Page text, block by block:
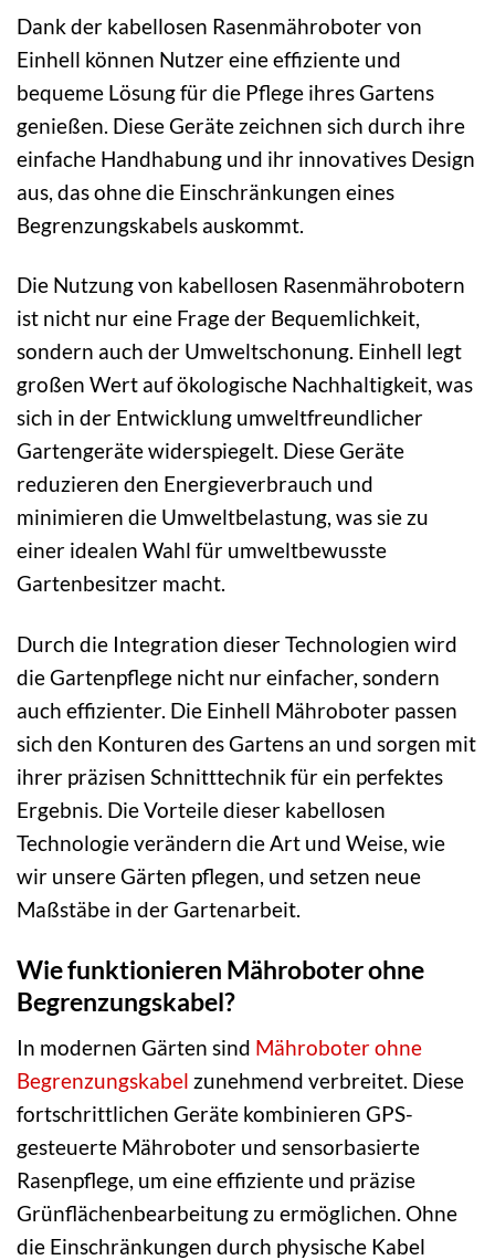
Dank der kabellosen Rasenmähroboter von
Einhell können Nutzer eine effiziente und
bequeme Lösung für die Pflege ihres Gartens
genießen. Diese Geräte zeichnen sich durch ihre
einfache Handhabung und ihr innovatives Design
aus, das ohne die Einschränkungen eines
Begrenzungskabels auskommt.
Die Nutzung von kabellosen Rasenmährobotern
ist nicht nur eine Frage der Bequemlichkeit,
sondern auch der Umweltschonung. Einhell legt
großen Wert auf ökologische Nachhaltigkeit, was
sich in der Entwicklung umweltfreundlicher
Gartengeräte widerspiegelt. Diese Geräte
reduzieren den Energieverbrauch und
minimieren die Umweltbelastung, was sie zu
einer idealen Wahl für umweltbewusste
Gartenbesitzer macht.
Durch die Integration dieser Technologien wird
die Gartenpflege nicht nur einfacher, sondern
auch effizienter. Die Einhell Mähroboter passen
sich den Konturen des Gartens an und sorgen mit
ihrer präzisen Schnitttechnik für ein perfektes
Ergebnis. Die Vorteile dieser kabellosen
Technologie verändern die Art und Weise, wie
wir unsere Gärten pflegen, und setzen neue
Maßstäbe in der Gartenarbeit.
Wie funktionieren Mähroboter ohne
Begrenzungskabel?
In modernen Gärten sind Mähroboter ohne
Begrenzungskabel zunehmend verbreitet. Diese
fortschrittlichen Geräte kombinieren GPS-
gesteuerte Mähroboter und sensorbasierte
Rasenpflege, um eine effiziente und präzise
Grünflächenbearbeitung zu ermöglichen. Ohne
die Einschränkungen durch physische Kabel